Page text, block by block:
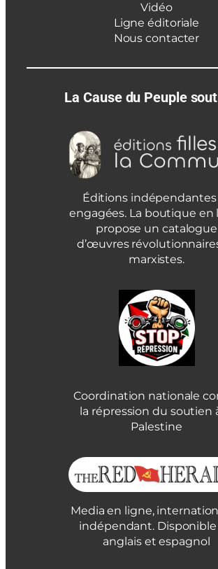
Vidéo
Ligne éditoriale
Nous contacter
La Cause du Peuple
Éditions
engagées. La boutique en
propose un catalogue
d’œuvres
marxistes.
Coordination nationale
la répression du soutien
Palestine
Media en ligne,
indépendant.
anglais et espagnol